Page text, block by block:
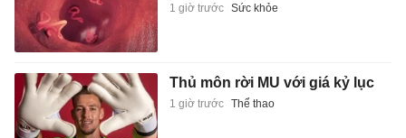
1 giờ trước Sức khỏe
Thủ môn rời MU với giá kỷ lục
1 giờ trước Thể thao